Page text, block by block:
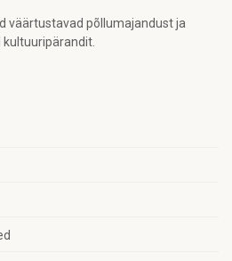
väärtustavad põllumajandust ja
kultuuripärandit.